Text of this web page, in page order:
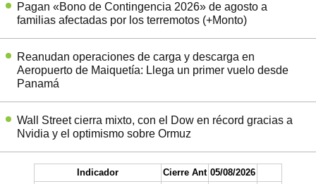
Pagan «Bono de Contingencia 2026» de agosto a
familias afectadas por los terremotos (+Monto)
Reanudan operaciones de carga y descarga en
Aeropuerto de Maiquetía: Llega un primer vuelo desde
Panamá
Wall Street cierra mixto, con el Dow en récord gracias a
Nvidia y el optimismo sobre Ormuz
Indicador Cierre Ant 05/08/2026